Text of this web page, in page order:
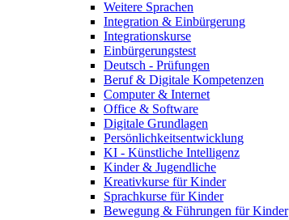
Weitere Sprachen
Integration & Einbürgerung
Integrationskurse
Einbürgerungstest
Deutsch - Prüfungen
Beruf & Digitale Kompetenzen
Computer & Internet
Office & Software
Digitale Grundlagen
Persönlichkeitsentwicklung
KI - Künstliche Intelligenz
Kinder & Jugendliche
Kreativkurse für Kinder
Sprachkurse für Kinder
Bewegung & Führungen für Kinder